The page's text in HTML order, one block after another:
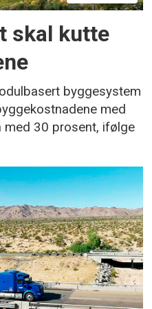
skal kutte
byggesystem
med
30 prosent, ifølge